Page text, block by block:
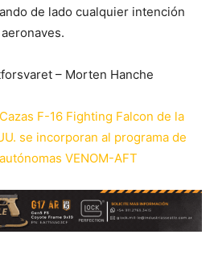
de lado cualquier intención
– Morten Hanche
Cazas F-16 Fighting Falcon de la
se incorporan al programa de
VENOM-AFT